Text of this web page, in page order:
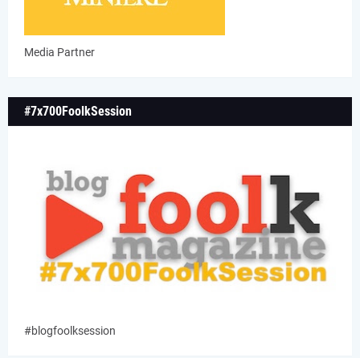
Media Partner
#7x700FoolkSession
#blogfoolksession